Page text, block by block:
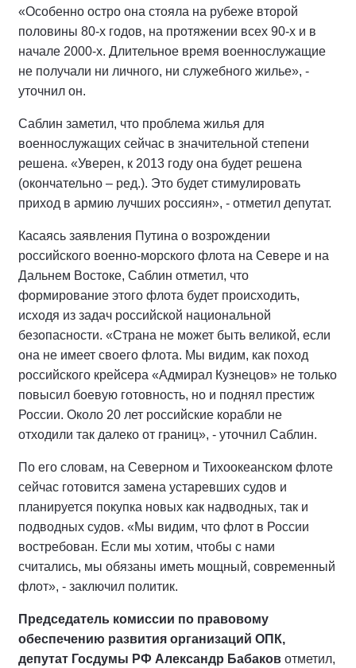
«Особенно остро она стояла на рубеже второй
половины 80-х годов, на протяжении всех 90-х и в
начале 2000-х. Длительное время военнослужащие
не получали ни личного, ни служебного жилье», -
уточнил он.
Саблин заметил, что проблема жилья для
военнослужащих сейчас в значительной степени
решена. «Уверен, к 2013 году она будет решена
(окончательно – ред.). Это будет стимулировать
приход в армию лучших россиян», - отметил депутат.
Касаясь заявления Путина о возрождении
российского военно-морского флота на Севере и на
Дальнем Востоке, Саблин отметил, что
формирование этого флота будет происходить,
исходя из задач российской национальной
безопасности. «Страна не может быть великой, если
она не имеет своего флота. Мы видим, как поход
российского крейсера «Адмирал Кузнецов» не только
повысил боевую готовность, но и поднял престиж
России. Около 20 лет российские корабли не
отходили так далеко от границ», - уточнил Саблин.
По его словам, на Северном и Тихоокеанском флоте
сейчас готовится замена устаревших судов и
планируется покупка новых как надводных, так и
подводных судов. «Мы видим, что флот в России
востребован. Если мы хотим, чтобы с нами
считались, мы обязаны иметь мощный, современный
флот», - заключил политик.
Председатель комиссии по правовому
обеспечению развития организаций ОПК,
депутат Госдумы РФ Александр Бабаков отметил,